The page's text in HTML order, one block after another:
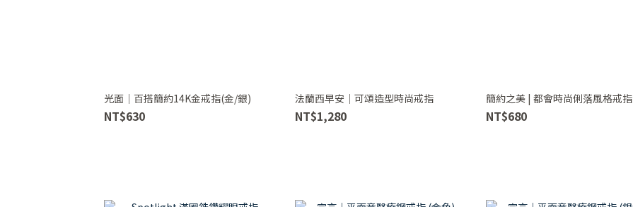
光面｜百搭簡約14K金戒指(金/銀)
NT$630
法蘭西早安｜可頌造型時尚戒指
NT$1,280
簡約之美 | 都會時尚俐落風格戒指
NT$680